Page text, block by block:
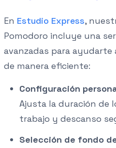
En Estudio Express,
Pomodoro incluye una
avanzadas para
de manera eficiente:
Configuración
Ajusta la duración de
trabajo y descanso
Selección de fondo